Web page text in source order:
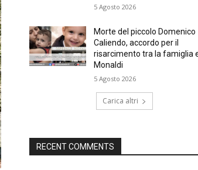
5 Agosto 2026
Morte del piccolo Domenico
Caliendo, accordo per il
risarcimento tra la famiglia
Monaldi
5 Agosto 2026
Carica altri
RECENT COMMENTS